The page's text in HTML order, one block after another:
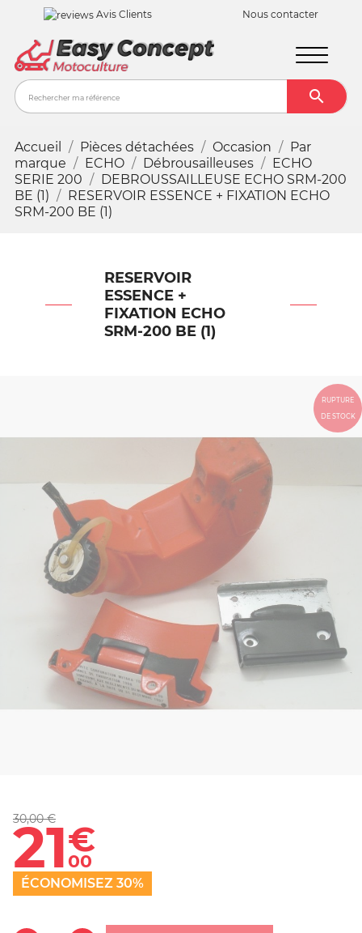
Avis Clients Nous contacter

Accueil Pièces détachées Occasion
Par
marque
ECHO Débrousailleuses
ECHO
SERIE 200
DEBROUSSAILLEUSE ECHO SRM-200
BE (1)
RESERVOIR ESSENCE + FIXATION ECHO
SRM-200 BE (1)
RESERVOIR
ESSENCE +
FIXATION ECHO
SRM-200 BE (1)
RUPTURE
DE STOCK
30,00 €
21€
00
ÉCONOMISEZ 30%